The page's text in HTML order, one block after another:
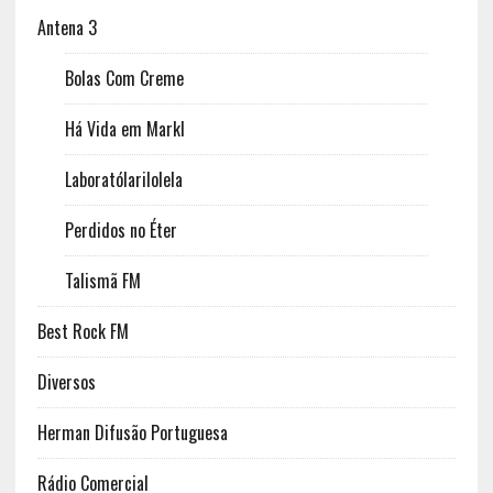
Antena 3
Bolas Com Creme
Há Vida em Markl
Laboratólarilolela
Perdidos no Éter
Talismã FM
Best Rock FM
Diversos
Herman Difusão Portuguesa
Rádio Comercial